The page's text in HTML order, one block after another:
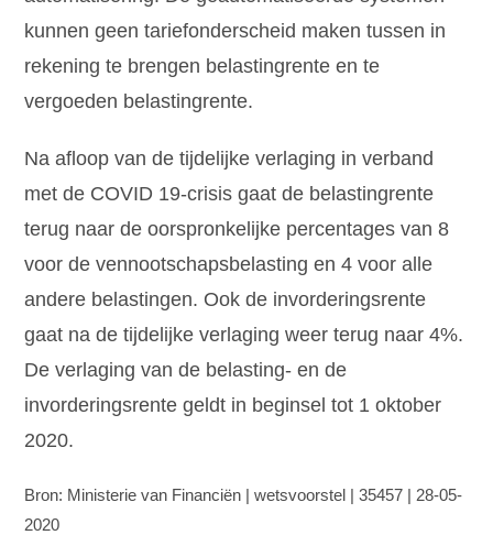
kunnen geen tariefonderscheid maken tussen in
rekening te brengen belastingrente en te
vergoeden belastingrente.
Na afloop van de tijdelijke verlaging in verband
met de COVID 19-crisis gaat de belastingrente
terug naar de oorspronkelijke percentages van 8
voor de vennootschapsbelasting en 4 voor alle
andere belastingen. Ook de invorderingsrente
gaat na de tijdelijke verlaging weer terug naar 4%.
De verlaging van de belasting- en de
invorderingsrente geldt in beginsel tot 1 oktober
2020.
Bron: Ministerie van Financiën | wetsvoorstel | 35457 | 28-05-
2020